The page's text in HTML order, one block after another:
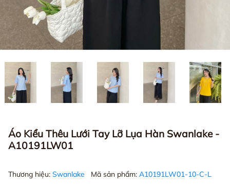
Áo Kiểu Thêu Lưới Tay Lỡ Lụa Hàn Swanlake -
A10191LW01
Thương hiệu: Swanlake Mã sản phẩm: A10191LW01-10-C-L